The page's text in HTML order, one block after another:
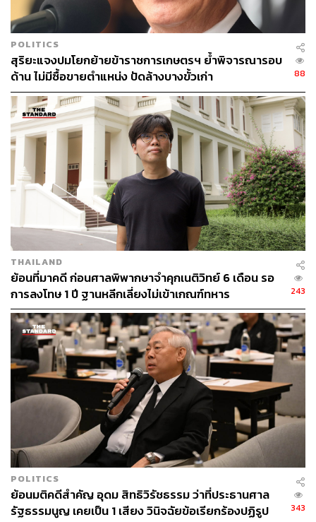
POLITICS
สุริยะแจงปมโยกย้ายข้าราชการเกษตรฯ ย้ำพิจารณารอบ
ด้าน ไม่มีซื้อขายตำแหน่ง ปัดล้างบางขั้วเก่า
88
THAILAND
ย้อนที่มาคดี ก่อนศาลพิพากษาจำคุกเนติวิทย์ 6 เดือน รอ
การลงโทษ 1 ปี ฐานหลีกเลี่ยงไม่เข้าเกณฑ์ทหาร
243
POLITICS
ย้อนมติคดีสำคัญ อุดม สิทธิวิรัชธรรม ว่าที่ประธานศาล
รัฐธรรมนูญ เคยเป็น 1 เสียง วินิจฉัยข้อเรียกร้องปฏิรูป
343